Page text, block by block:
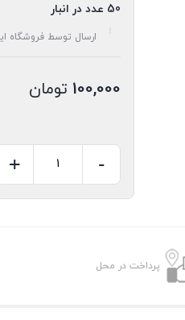
50 عدد در انبار
ارسال توسط فروشگاه
100,000 تومان
تکدسته
-
+
پرداخت در محل